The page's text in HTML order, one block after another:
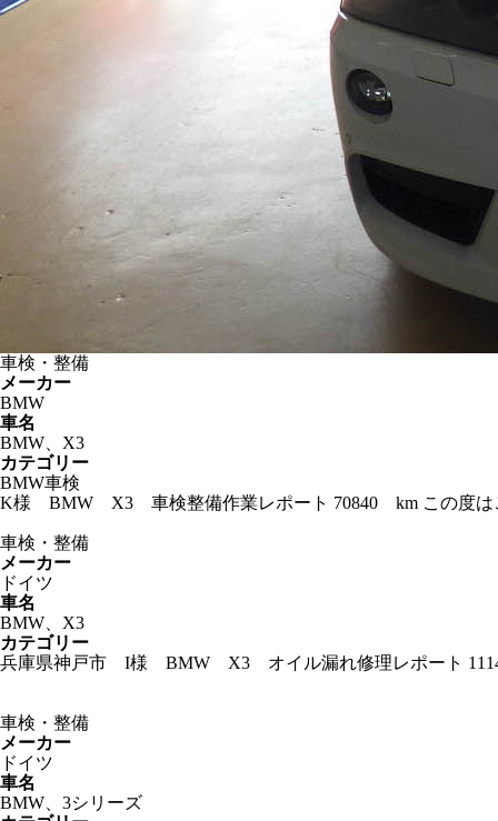
車検・整備
メーカー
BMW
車名
BMW、X3
カテゴリー
BMW車検
K様 BMW X3 車検整備作業レポート 70840 km この度は
車検・整備
メーカー
ドイツ
車名
BMW、X3
カテゴリー
兵庫県神戸市 I様 BMW X3 オイル漏れ修理レポート
車検・整備
メーカー
ドイツ
車名
BMW、3シリーズ